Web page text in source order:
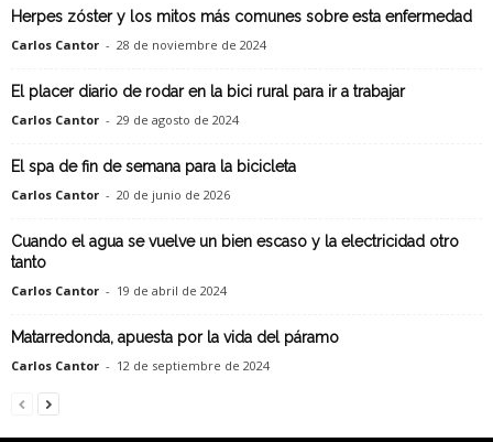
Herpes zóster y los mitos más comunes sobre esta enfermedad
Carlos Cantor - 28 de noviembre de 2024
El placer diario de rodar en la bici rural para ir a trabajar
Carlos Cantor - 29 de agosto de 2024
El spa de fin de semana para la bicicleta
Carlos Cantor - 20 de junio de 2026
Cuando el agua se vuelve un bien escaso y la electricidad otro
tanto
Carlos Cantor - 19 de abril de 2024
Matarredonda, apuesta por la vida del páramo
Carlos Cantor - 12 de septiembre de 2024